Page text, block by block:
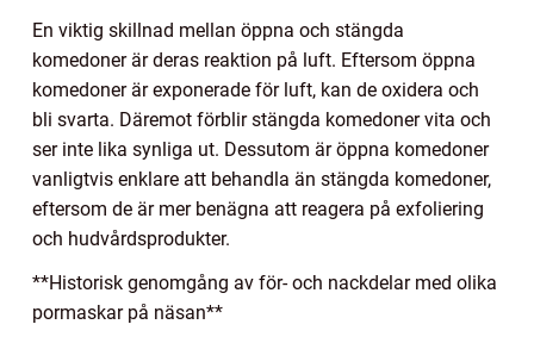
En viktig skillnad mellan öppna och stängda
komedoner är deras reaktion på luft. Eftersom öppna
komedoner är exponerade för luft, kan de oxidera och
bli svarta. Däremot förblir stängda komedoner vita och
ser inte lika synliga ut. Dessutom är öppna komedoner
vanligtvis enklare att behandla än stängda komedoner,
eftersom de är mer benägna att reagera på exfoliering
och hudvårdsprodukter.
**Historisk genomgång av för- och nackdelar med olika
pormaskar på näsan**